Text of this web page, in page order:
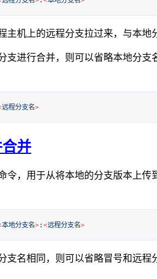
主机上的远程分支拉过来，与本地
支进行合并，则可以省略本地分支
远程分支名
并
令，用于从将本地的分支版本上传
本地分支名>: <远程分支名
支名相同，则可以省略冒号和远程